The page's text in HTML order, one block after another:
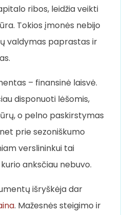
ribos, leidžia veikti
Tokios įmonės nebijo
valdymas paprastas ir
– finansinė laisvė.
disponuoti lėšomis,
o pelno paskirstymas
prie sezoniškumo
verslininkui tai
anksčiau nebuvo.
išryškėja dar
. Mažesnės steigimo ir